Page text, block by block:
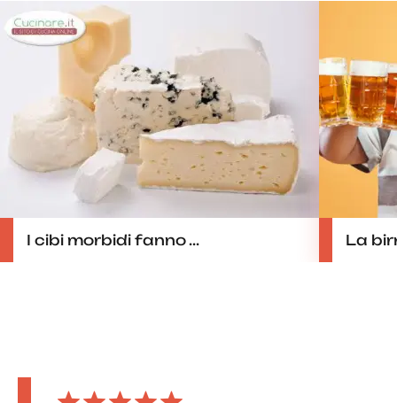
I cibi morbidi fanno ... La